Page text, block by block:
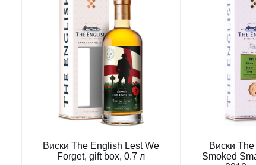
Виски The English Lest We
Forget, gift box, 0.7 л
Виски
Smoked